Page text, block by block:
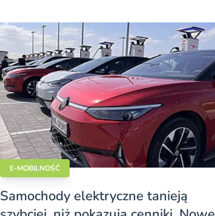
E-MOBILNOŚĆ
Samochody elektryczne tanieją